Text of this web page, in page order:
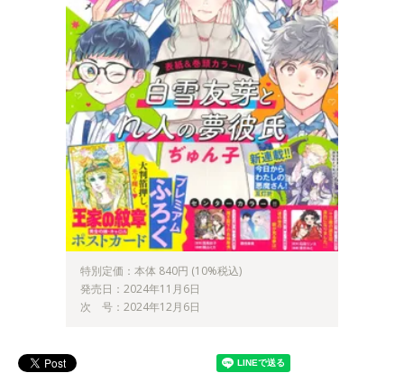
特別定価：本体 840円 (10%税込)
発売日：2024年11月6日
次 号：2024年12月6日